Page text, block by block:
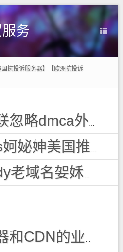
务
国抗投诉服务器】【欧洲抗投诉
外贸服务器，无视投诉
投诉国外欧洲荷兰仿牌服务器外贸抗投诉vps主机空间
出售,已备案域名,百度权重高pr域名,百度搜狗收录域名
务场景不同，并不能彼此替代